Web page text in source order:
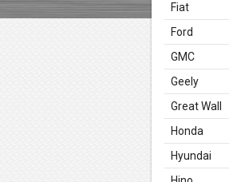
Fiat
Ford
GMC
Geely
Great Wall
Honda
Hyundai